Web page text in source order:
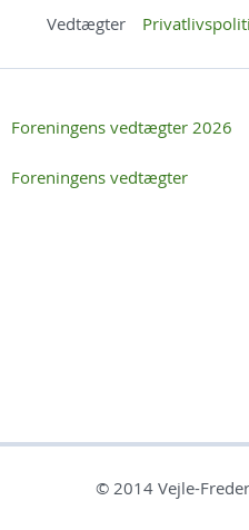
Vedtægter
Foreningens vedtægter 2026
Foreningens vedtægter
© 2014 Vejle-